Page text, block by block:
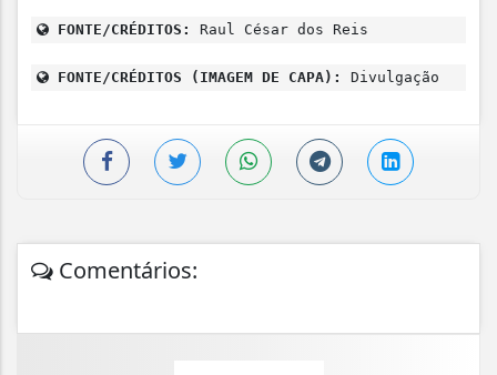
FONTE/CRÉDITOS: Raul César dos Reis
FONTE/CRÉDITOS (IMAGEM DE CAPA): Divulgação
Comentários: